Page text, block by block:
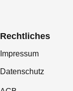
Rechtliches
Impressum
Datenschutz